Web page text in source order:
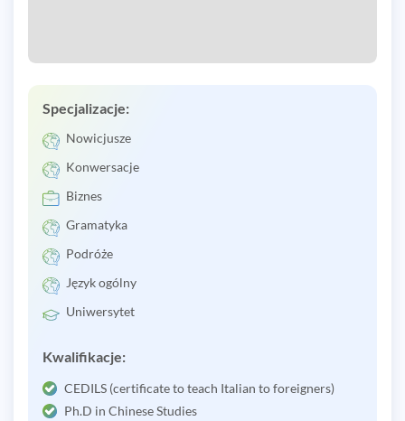
Specjalizacje:
Nowicjusze
Konwersacje
Biznes
Gramatyka
Podróże
Język ogólny
Uniwersytet
Kwalifikacje:
CEDILS (certificate to teach Italian to foreigners)
Ph.D in Chinese Studies